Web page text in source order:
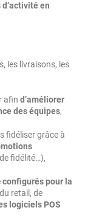
en
les livraisons, les
afin d’améliorer
des équipes,
fidéliser grâce à
fidélité…),
configurés pour la
retail, de
logiciels POS